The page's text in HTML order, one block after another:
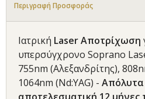
Περιγραφή Προσφοράς
Ιατρική Laser Αποτρίχωση
υπερσύγχρονο Soprano
755nm (Αλεξανδρίτης),
1064nm (Nd:YAG) -